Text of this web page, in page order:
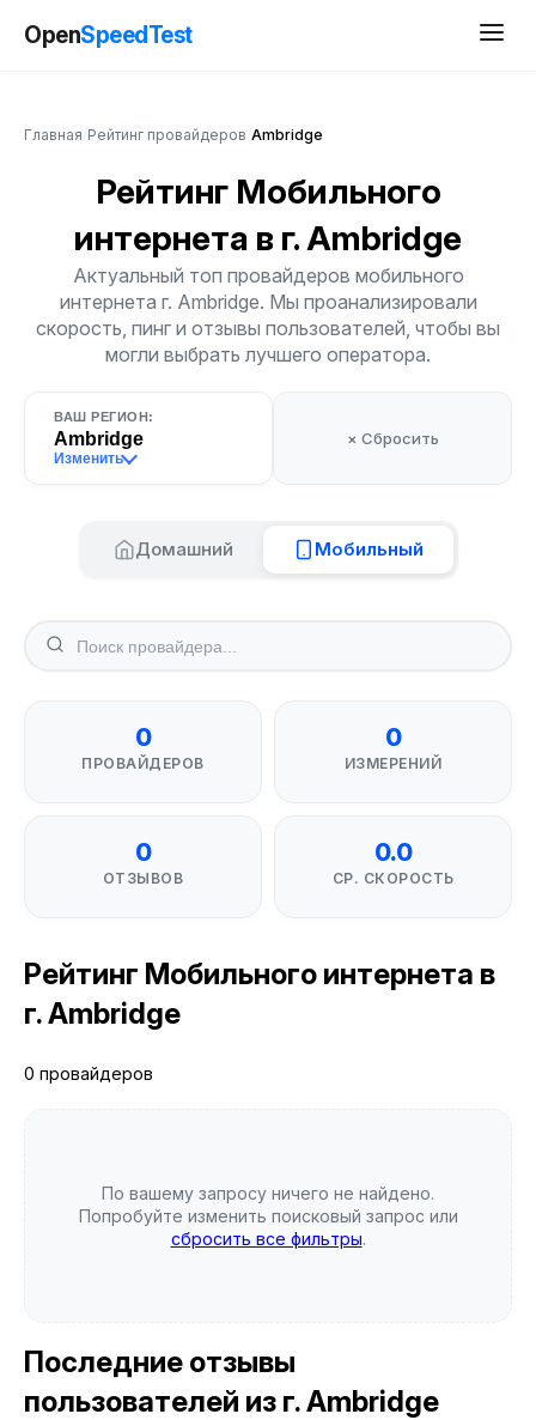
OpenSpeedTest
Главная Рейтинг провайдеров Ambridge
Рейтинг Мобильного
интернета в г. Ambridge
Актуальный топ провайдеров мобильного
интернета г. Ambridge. Мы проанализировали
скорость, пинг и отзывы пользователей, чтобы вы
могли выбрать лучшего оператора.
ВАШ РЕГИОН:
Ambridge
Изменить
× Сбросить
Домашний Мобильный
0
ПРОВАЙДЕРОВ
0
ИЗМЕРЕНИЙ
0
ОТЗЫВОВ
0.0
СР. СКОРОСТЬ
Рейтинг Мобильного интернета в
г. Ambridge
0 провайдеров
По вашему запросу ничего не найдено.
Попробуйте изменить поисковый запрос или
сбросить все фильтры.
Последние отзывы
пользователей из г. Ambridge